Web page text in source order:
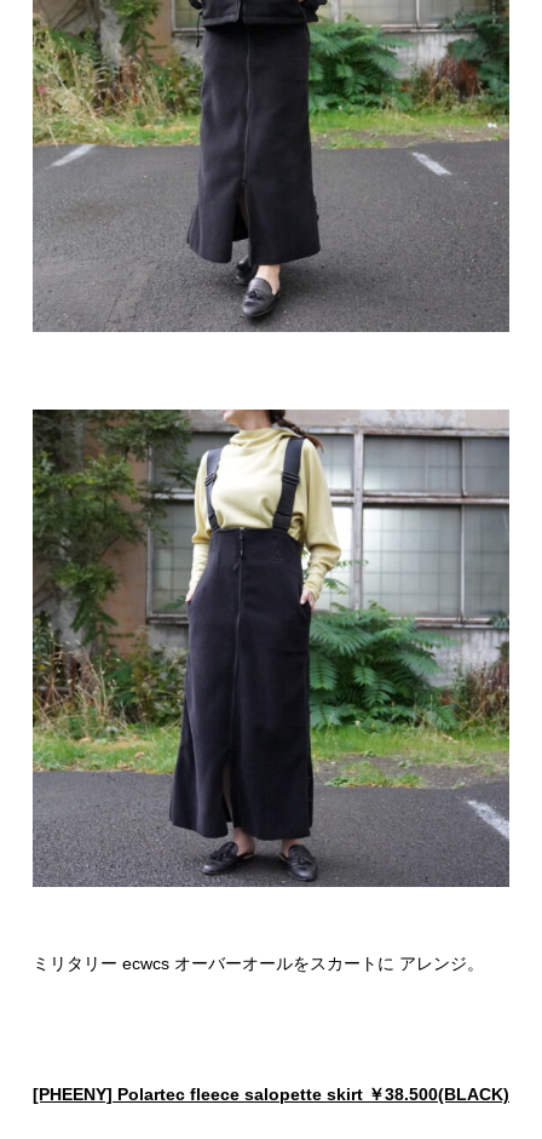
ミリタリー ecwcs オーバーオールをスカートに アレンジ。
[PHEENY] Polartec fleece salopette skirt ￥38.500(BLACK)